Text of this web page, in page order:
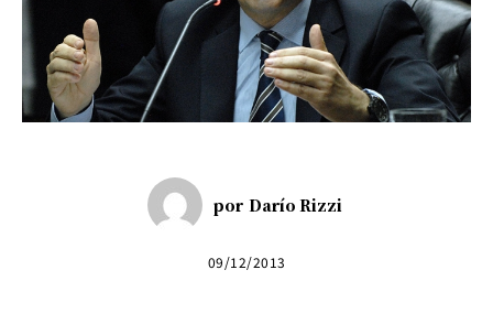
por Darío Rizzi
09/12/2013